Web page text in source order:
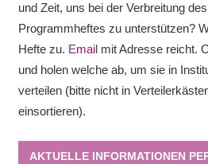
und Zeit, uns bei der Verbreitung
Programmheftes zu unterstützen?
Hefte zu. Emailmit Adresse reicht.
und holen welche ab, um sie in
verteilen (bitte nicht in
einsortieren).
AKTUELLE INFORMATIONEN